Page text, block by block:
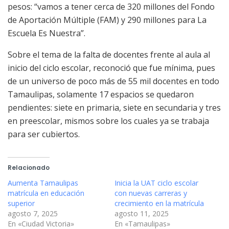
pesos: “vamos a tener cerca de 320 millones del Fondo
de Aportación Múltiple (FAM) y 290 millones para La
Escuela Es Nuestra”.
Sobre el tema de la falta de docentes frente al aula al
inicio del ciclo escolar, reconoció que fue mínima, pues
de un universo de poco más de 55 mil docentes en todo
Tamaulipas, solamente 17 espacios se quedaron
pendientes: siete en primaria, siete en secundaria y tres
en preescolar, mismos sobre los cuales ya se trabaja
para ser cubiertos.
Relacionado
Aumenta Tamaulipas
matrícula en educación
superior
agosto 7, 2025
En «Ciudad Victoria»
Inicia la UAT ciclo escolar
con nuevas carreras y
crecimiento en la matrícula
agosto 11, 2025
En «Tamaulipas»